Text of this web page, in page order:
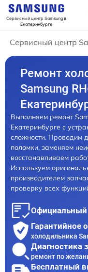
Сервисный центр Samsungв
Екатеринбурге
Сервисный центр
Ремонт
Samsung
Выполняем ремонт
Екатеринбурге с
сложности. Проводим
поломки, заменяем
восстанавливаем
Используем
производителем
проверку всех
Официальный
Гарантийное
холодильника
Диагностика
ремонт по
Бесплатный